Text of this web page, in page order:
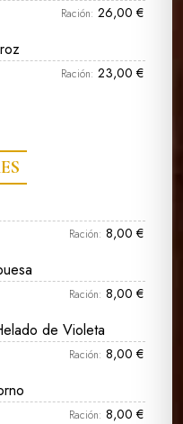
Ración: 26,00 €
Ración: 23,00 €
Ración: 8,00 €
Ración: 8,00 €
de Violeta
Ración: 8,00 €
Ración: 8,00 €